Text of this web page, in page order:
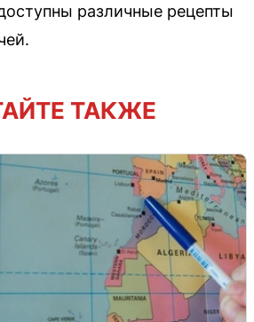
различные рецепты
ТАКЖЕ